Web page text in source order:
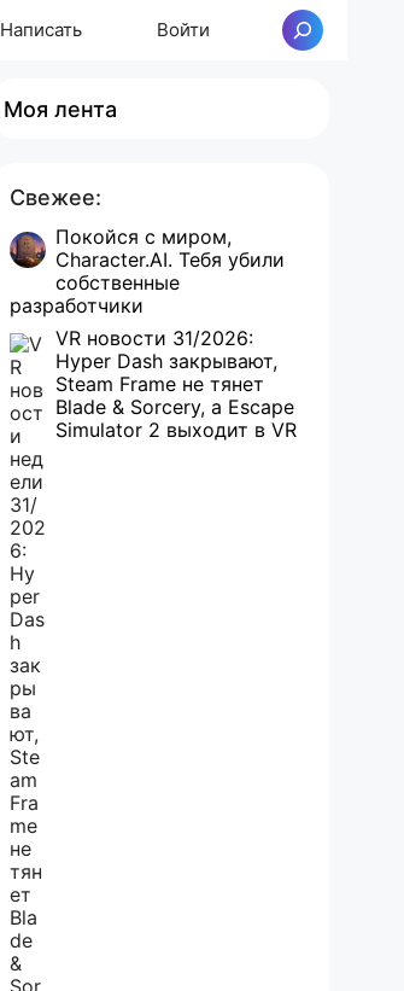
Написать Войти Поиск
Моя лента
Свежее:
Покойся с миром,
Character.AI. Тебя убили
собственные
разработчики
VR новости 31/2026:
Hyper Dash закрывают,
Steam Frame не тянет
Blade & Sorcery, а Escape
Simulator 2 выходит в VR